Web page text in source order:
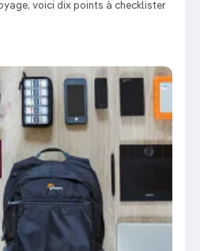
voici dix points à checklister